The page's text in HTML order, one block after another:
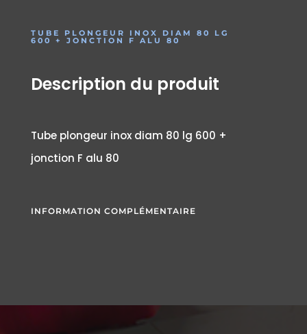
TUBE PLONGEUR INOX DIAM 80 LG
600 + JONCTION F ALU 80
Description du produit
Tube plongeur inox diam 80 lg 600 +
jonction F alu 80
INFORMATION COMPLÉMENTAIRE